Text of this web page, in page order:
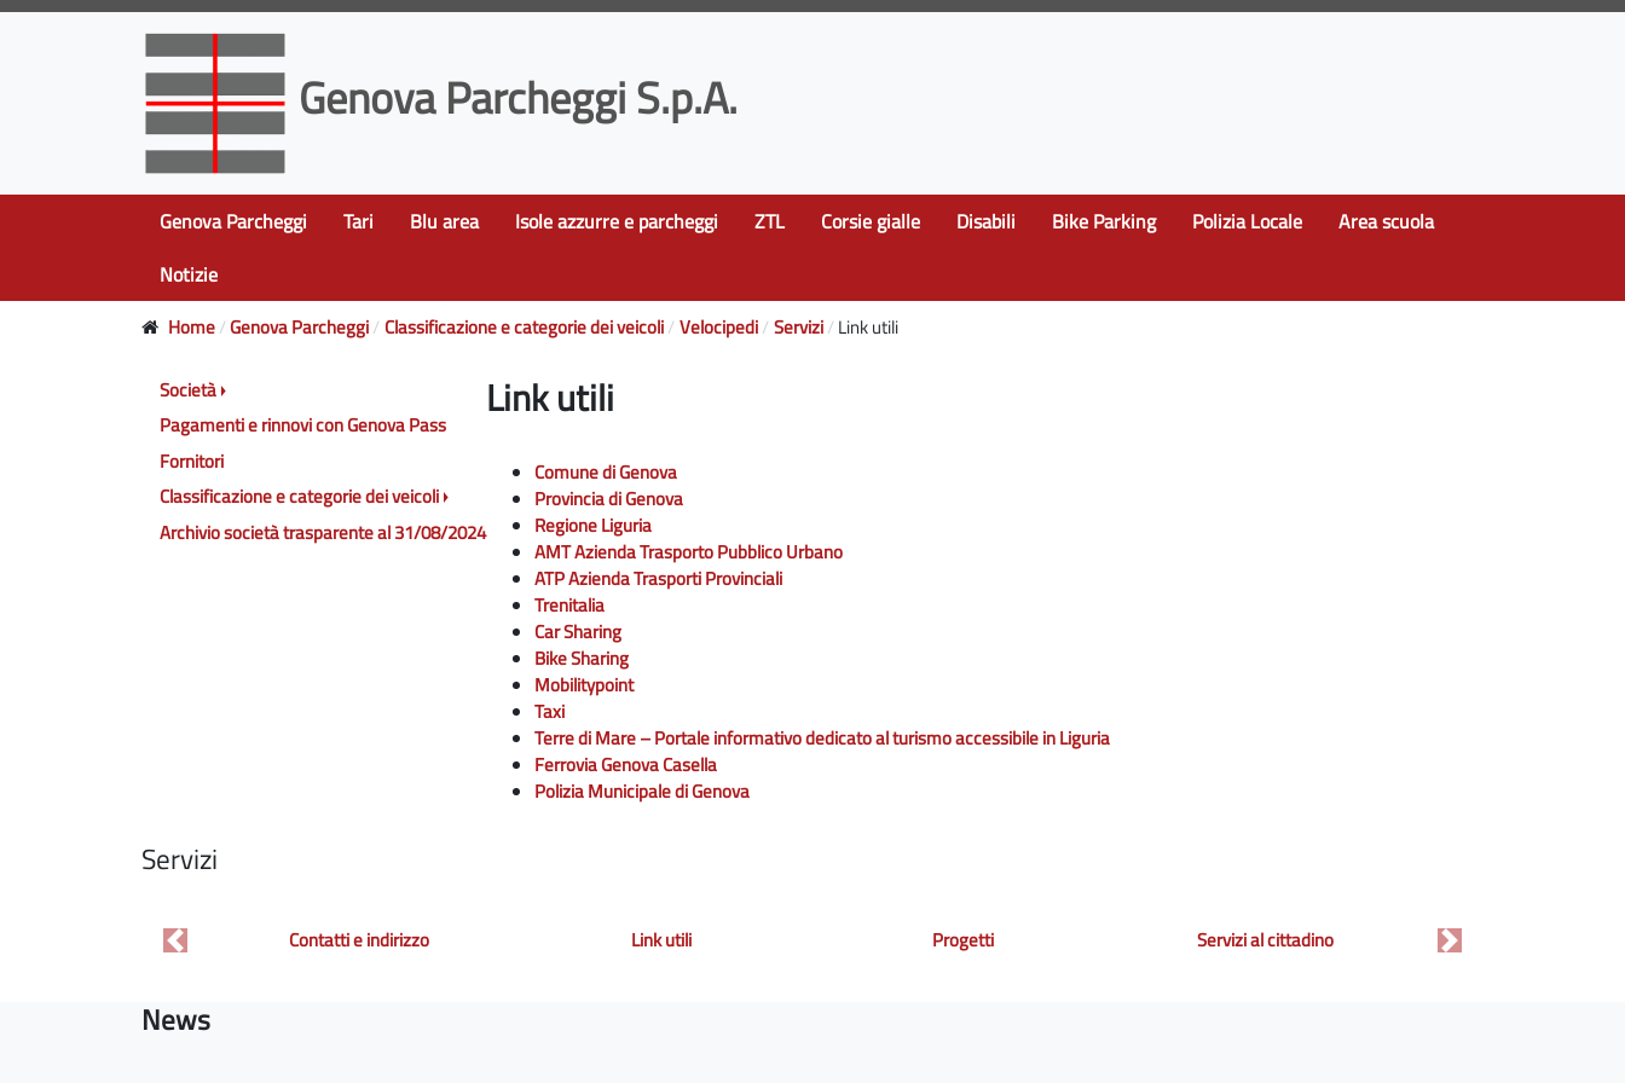
Genova Parcheggi S.p.A.
Genova Parcheggi Tari Blu area Isole azzurre e parcheggi ZTL Corsie gialle Disabili Bike Parking Polizia Locale
Area scuola
Notizie
Home Genova Parcheggi Classificazione e categorie dei veicoli Velocipedi Servizi Link utili
Link utili
Comune di Genova
Provincia di Genova
Regione Liguria
AMT Azienda Trasporto Pubblico Urbano
ATP Azienda Trasporti Provinciali
Trenitalia
Car Sharing
Bike Sharing
Mobilitypoint
Taxi
Terre di Mare – Portale informativo dedicato al turismo accessibile in Liguria
Ferrovia Genova Casella
Polizia Municipale di Genova
Società
Pagamenti e rinnovi con Genova Pass
Fornitori
Classificazione e categorie dei veicoli
Archivio società trasparente al 31/08/2024
Servizi
Contatti e indirizzo Link utili Progetti Servizi al cittadino
Previous Next
News